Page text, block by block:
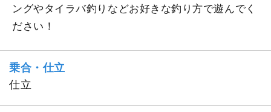
ングやタイラバ釣りなどお好きな釣り方で遊んでく
ださい！
乗合・仕立
仕立